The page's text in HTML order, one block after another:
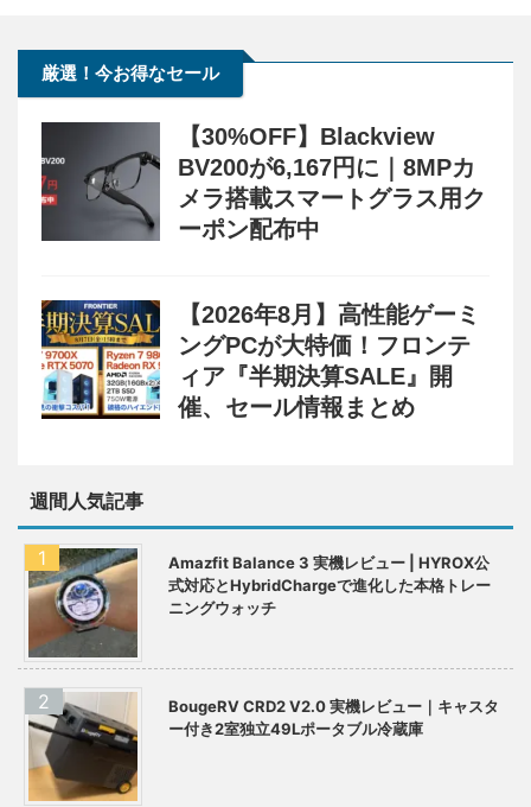
厳選！今お得なセール
【30%OFF】Blackview
BV200が6,167円に｜8MPカ
メラ搭載スマートグラス用ク
ーポン配布中
【2026年8月】高性能ゲーミ
ングPCが大特価！フロンテ
ィア『半期決算SALE』開
催、セール情報まとめ
週間人気記事
Amazfit Balance 3 実機レビュー | HYROX公
式対応とHybridChargeで進化した本格トレー
ニングウォッチ
BougeRV CRD2 V2.0 実機レビュー｜キャスタ
ー付き2室独立49Lポータブル冷蔵庫